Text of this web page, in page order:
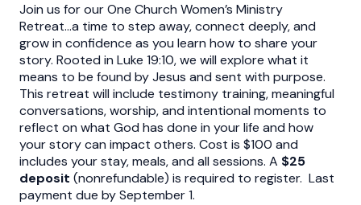
Join us for our One Church Women’s Ministry
Retreat...a time to step away, connect deeply, and
grow in confidence as you learn how to share your
story. Rooted in Luke 19:10, we will explore what it
means to be found by Jesus and sent with purpose.
This retreat will include testimony training, meaningful
conversations, worship, and intentional moments to
reflect on what God has done in your life and how
your story can impact others. Cost is $100 and
includes your stay, meals, and all sessions. A $25
deposit (nonrefundable) is required to register. Last
payment due by September 1.